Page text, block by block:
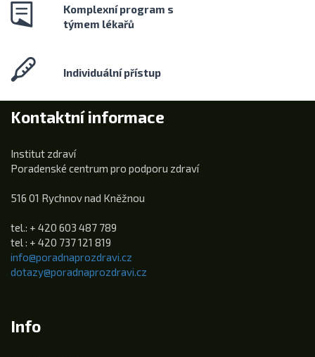
Komplexní program s
týmem lékařů
Individuální přístup
Kontaktní informace
Institut zdraví
Poradenské centrum pro podporu zdraví
516 01 Rychnov nad Kněžnou
tel.: + 420 603 487 789
tel : + 420 737 121 819
info@poradnaprozdravi.cz
dotazy@poradnaprozdravi.cz
Info